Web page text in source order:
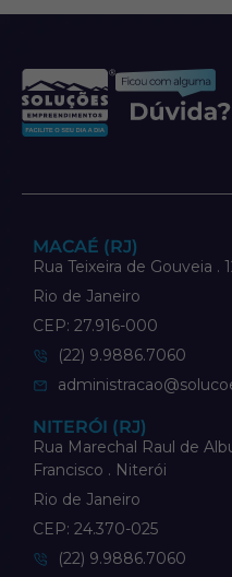
MACAÉ (RJ)
Rua Teixeira de Gouveia .
Rio de Janeiro
CEP: 27.916-000
(22) 9.9886.7060
NITERÓI (RJ)
Rua Marechal Raul de
Francisco . Niterói
Rio de Janeiro
CEP: 24.370-025
(22) 9.9886.7060